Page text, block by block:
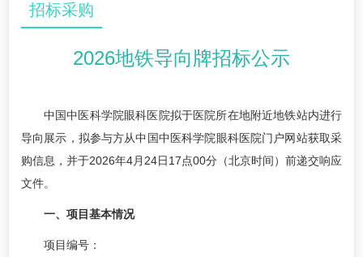
招标采购
2026地铁导向牌招标公示
中国中医科学院眼科医院拟于医院所在地附近地铁站内进行
导向展示，拟参与方从中国中医科学院眼科医院门户网站获取采
购信息，并于2026年4月24日17点00分（北京时间）前递交响应
文件。
一、项目基本情况
项目编号：